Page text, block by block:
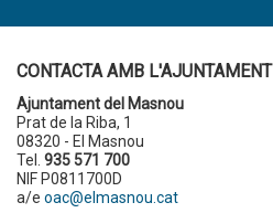
CONTACTA AMB L'AJUNTAMENT
Ajuntament del Masnou
Prat de la Riba, 1
08320 - El Masnou
Tel. 935 571 700
NIF P0811700D
a/e oac@elmasnou.cat